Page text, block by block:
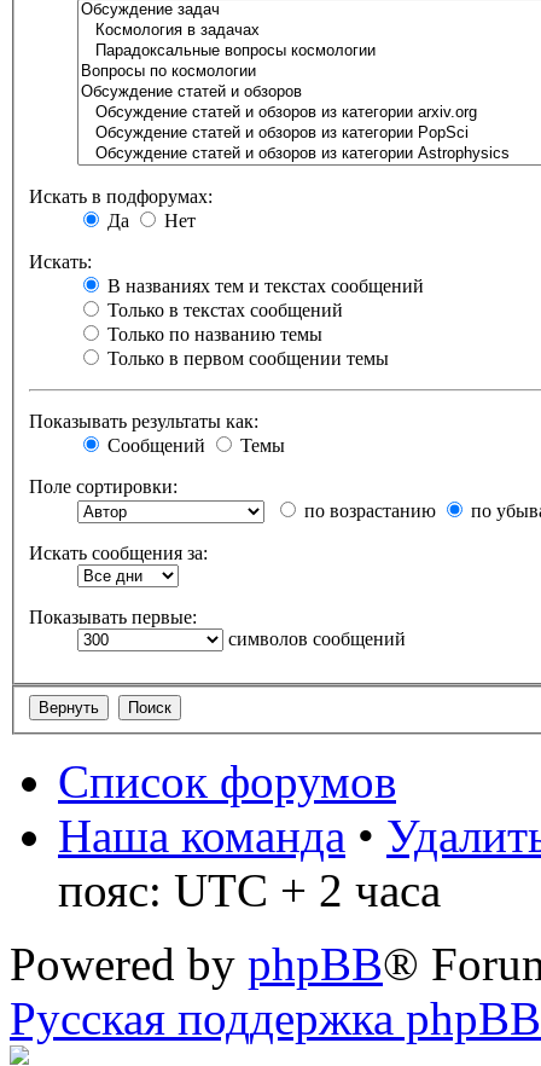
Искать в подфорумах:
Да
Нет
Искать:
В названиях тем и текстах сообщений
Только в текстах сообщений
Только по названию темы
Только в первом сообщении темы
Показывать результаты как:
Сообщений
Темы
Поле сортировки:
по возрастанию
по
Искать сообщения за:
Показывать первые:
символов сообщений
Список форумов
Наша команда •
пояс: UTC + 2 часа
Powered by phpBB®
Русская поддержка phpBB